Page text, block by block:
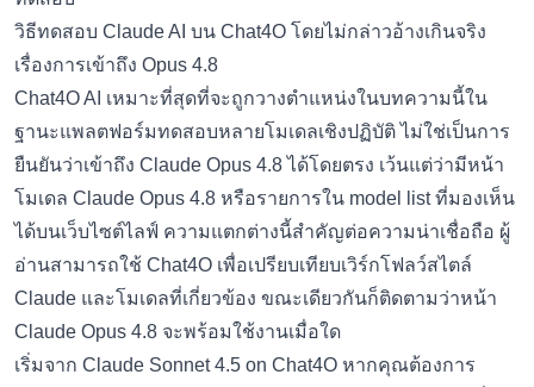
วิธีทดสอบ Claude AI บน Chat4O โดยไม่กล่าวอ้างเกินจริง
เรื่องการเข้าถึง Opus 4.8
Chat4O AI เหมาะที่สุดที่จะถูกวางตำแหน่งในบทความนี้ใน
ฐานะแพลตฟอร์มทดสอบหลายโมเดลเชิงปฏิบัติ ไม่ใช่เป็นการ
ยืนยันว่าเข้าถึง Claude Opus 4.8 ได้โดยตรง เว้นแต่ว่ามีหน้า
โมเดล Claude Opus 4.8 หรือรายการใน model list ที่มองเห็น
ได้บนเว็บไซต์ไลฟ์ ความแตกต่างนี้สำคัญต่อความน่าเชื่อถือ ผู้
อ่านสามารถใช้ Chat4O เพื่อเปรียบเทียบเวิร์กโฟลว์สไตล์
Claude และโมเดลที่เกี่ยวข้อง ขณะเดียวกันก็ติดตามว่าหน้า
Claude Opus 4.8 จะพร้อมใช้งานเมื่อใด
เริ่มจาก Claude Sonnet 4.5 on Chat4O หากคุณต้องการ